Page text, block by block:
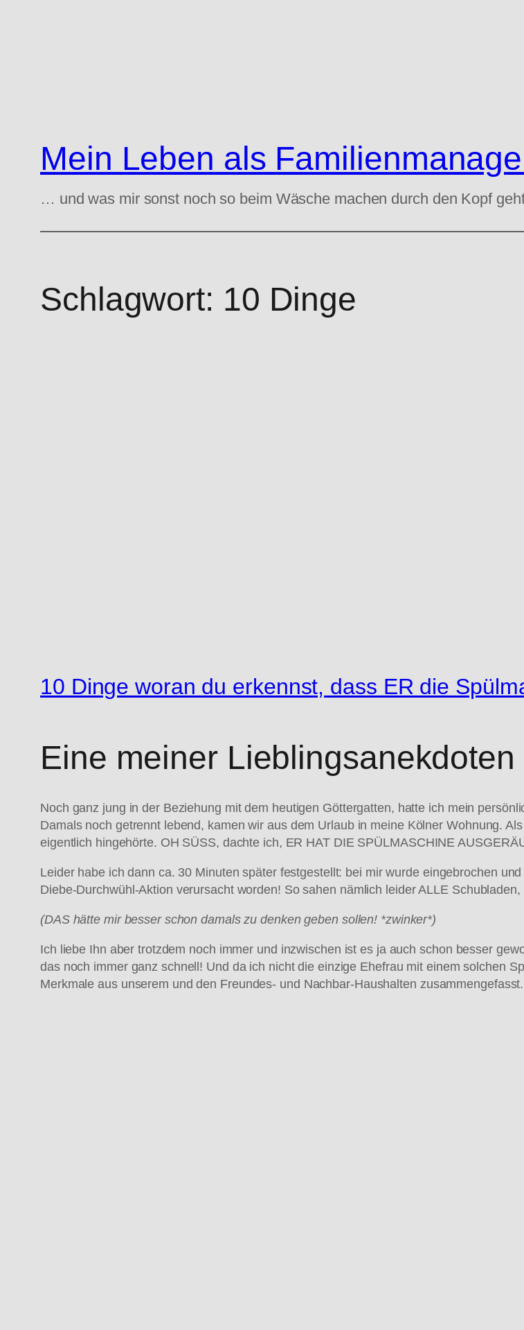
Mein Leben als
… und was mir sonst noch so beim Wäsche machen durch den Kopf
Schlagwort: 10 Dinge
10 Dinge woran du erkennst, dass ER die
Eine meiner
Noch ganz jung in der Beziehung mit dem heutigen Göttergatten, hatte ich mein
Damals noch getrennt lebend, kamen wir aus dem Urlaub in meine Kölner Wohnung.
eigentlich hingehörte. OH SÜSS, dachte ich, ER HAT DIE SPÜLMASCHINE
Leider habe ich dann ca. 30 Minuten später festgestellt: bei mir wurde eingebrochen
Diebe-Durchwühl-Aktion verursacht worden! So sahen nämlich leider ALLE
(DAS hätte mir besser schon damals zu denken geben sollen! *zwinker*)
Ich liebe Ihn aber trotzdem noch immer und inzwischen ist es ja auch schon besser
das noch immer ganz schnell! Und da ich nicht die einzige Ehefrau mit einem solchen
Merkmale aus unserem und den Freundes- und Nachbar-Haushalten